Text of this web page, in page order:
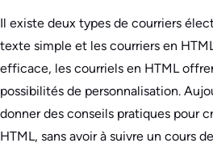
Il existe deux types de courriers
texte simple et les courriers en
efficace, les courriels en HTML
possibilités de personnalisation.
donner des conseils pratiques pour
HTML, sans avoir à suivre un cours